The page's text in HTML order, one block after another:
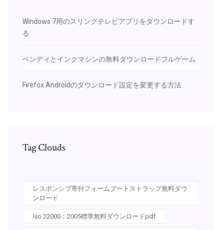
Windows 7用のスリングテレビアプリをダウンロードす
る
ベンディとインクマシンの無料ダウンロードフルゲーム
Firefox Androidのダウンロード設定を変更する方法
Tag Clouds
レスポンシブ寄付フォームブートストラップ無料ダウ
ンロード
Iso 22000：2005標準無料ダウンロードpdf